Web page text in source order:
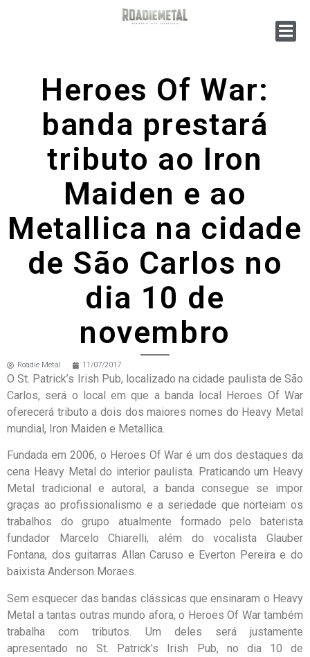
Heroes Of War:
banda prestará
tributo ao Iron
Maiden e ao
Metallica na cidade
de São Carlos no
dia 10 de
novembro
Roadie Metal 11/07/2017
O St. Patrick’s Irish Pub, localizado na cidade paulista de São
Carlos, será o local em que a banda local Heroes Of War
oferecerá tributo a dois dos maiores nomes do Heavy Metal
mundial, Iron Maiden e Metallica.
Fundada em 2006, o Heroes Of War é um dos destaques da
cena Heavy Metal do interior paulista. Praticando um Heavy
Metal tradicional e autoral, a banda consegue se impor
graças ao profissionalismo e a seriedade que norteiam os
trabalhos do grupo atualmente formado pelo baterista
fundador Marcelo Chiarelli, além do vocalista Glauber
Fontana, dos guitarras Allan Caruso e Everton Pereira e do
baixista Anderson Moraes.
Sem esquecer das bandas clássicas que ensinaram o Heavy
Metal a tantas outras mundo afora, o Heroes Of War também
trabalha com tributos. Um deles será justamente
apresentado no St. Patrick’s Irish Pub, no dia 10 de